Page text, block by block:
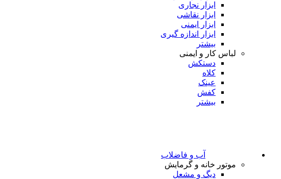
ابزار نجاری
ابزار نقاشی
ابزار ایمنی
ابزار اندازه گیری
بیشتر
لباس کار و ایمنی
دستکش
کلاه
عینک
کفش
بیشتر
آب و فاضلاب
موتور خانه و گرمایش
دیگ و مشعل